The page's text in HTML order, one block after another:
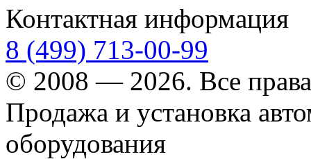
Контактная информация
8 (499) 713-00-99
© 2008 — 2026. Все
Продажа и установка
оборудования